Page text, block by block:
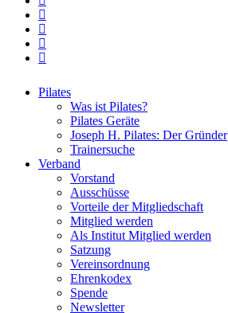
youtube
instagram
phone
email
Close
Pilates
Was ist Pilates?
Pilates Geräte
Joseph H. Pilates: Der Gründer
Trainersuche
Verband
Vorstand
Ausschüsse
Vorteile der Mitgliedschaft
Mitglied werden
Als Institut Mitglied werden
Satzung
Vereinsordnung
Ehrenkodex
Spende
Newsletter